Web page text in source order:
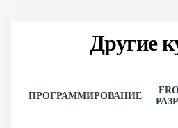
Другие
ПРОГРАММИРОВАНИЕ